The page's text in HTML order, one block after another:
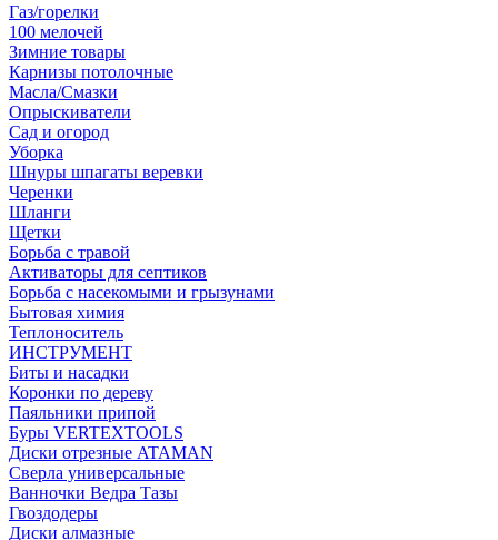
Газ/горелки
100 мелочей
Зимние товары
Карнизы потолочные
Масла/Смазки
Опрыскиватели
Сад и огород
Уборка
Шнуры шпагаты веревки
Черенки
Шланги
Щетки
Борьба с травой
Активаторы для септиков
Борьба с насекомыми и грызунами
Бытовая химия
Теплоноситель
ИНСТРУМЕНТ
Биты и насадки
Коронки по дереву
Паяльники припой
Буры VERTEXTOOLS
Диски отрезные ATAMAN
Сверла универсальные
Ванночки Ведра Тазы
Гвоздодеры
Диски алмазные